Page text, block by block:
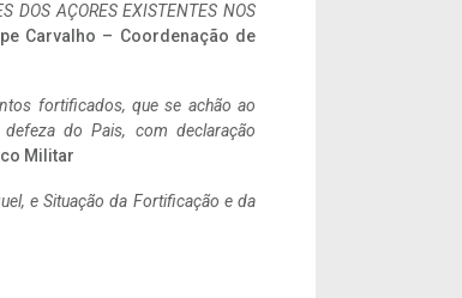
DOS AÇORES EXISTENTES NOS
Carvalho – Coordenação de
fortificados, que se achão ao
do Pais, com declaração
Militar
e Situação da Fortificação e da